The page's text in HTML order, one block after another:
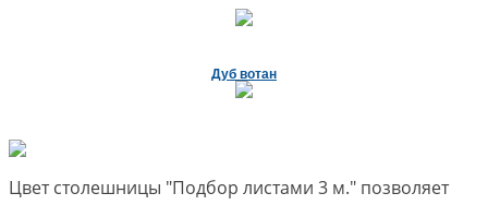
Дуб вотан
Цвет столешницы "Подбор листами 3 м." позволяет